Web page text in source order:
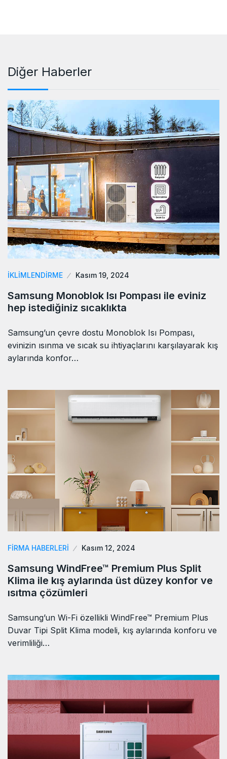
Diğer Haberler
İKLIMLENDIRME Kasım 19, 2024
Samsung Monoblok Isı Pompası ile eviniz
hep istediğiniz sıcaklıkta
Samsung’un çevre dostu Monoblok Isı Pompası,
evinizin ısınma ve sıcak su ihtiyaçlarını karşılayarak kış
aylarında konfor…
FIRMA HABERLERI Kasım 12, 2024
Samsung WindFree™ Premium Plus Split
Klima ile kış aylarında üst düzey konfor ve
ısıtma çözümleri
Samsung’un Wi-Fi özellikli WindFree™ Premium Plus
Duvar Tipi Split Klima modeli, kış aylarında konforu ve
verimliliği…